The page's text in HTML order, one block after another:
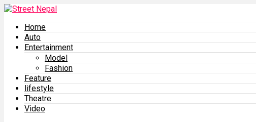
Home
Auto
Entertainment
Model
Fashion
Feature
lifestyle
Theatre
Video